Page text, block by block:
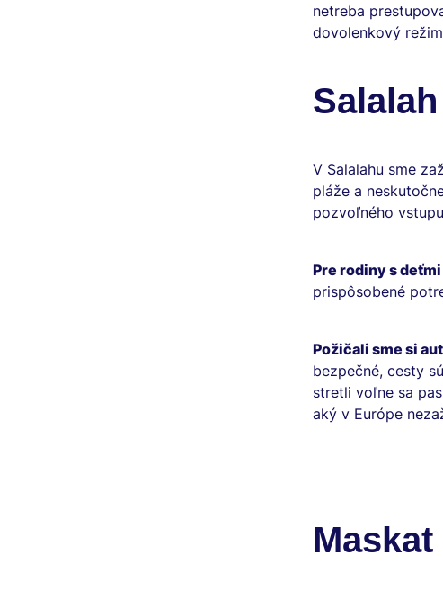
netreba
dovolenkový
V Salalahu sme
pláže a
pozvoľného
Pre rodiny s deťmi
prispôsobené
Požičali sme si
bezpečné, cesty
stretli voľne sa
aký v Európe